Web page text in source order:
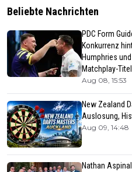
Beliebte Nachrichten
PDC Form
Konkurrenz
Humphries
Matchplay-Titel
Aug 08, 15:53
New Zealand
Auslosung,
Aug 09, 14:48
Nathan